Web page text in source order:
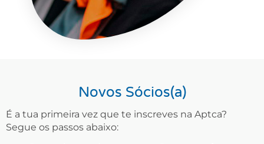
Novos Sócios(a)
É a tua primeira vez que te inscreves na Aptca?
Segue os passos abaixo: